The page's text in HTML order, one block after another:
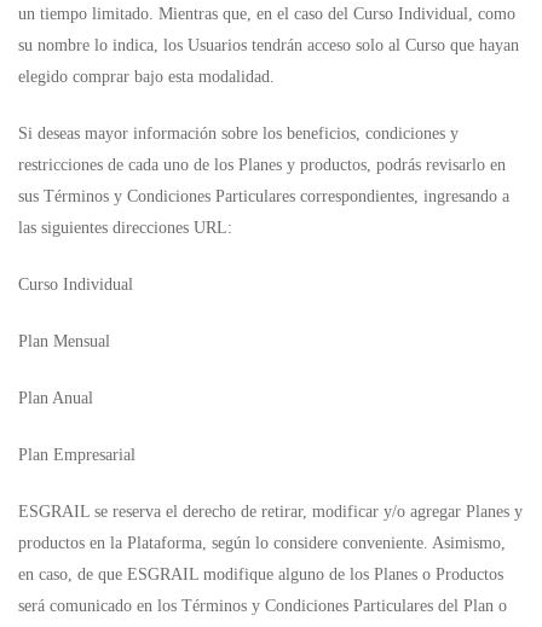
un tiempo limitado. Mientras que, en el caso del Curso Individual, como
su nombre lo indica, los Usuarios tendrán acceso solo al Curso que hayan
elegido comprar bajo esta modalidad.
Si deseas mayor información sobre los beneficios, condiciones y
restricciones de cada uno de los Planes y productos, podrás revisarlo en
sus Términos y Condiciones Particulares correspondientes, ingresando a
las siguientes direcciones URL:
Curso Individual
Plan Mensual
Plan Anual
Plan Empresarial
ESGRAIL se reserva el derecho de retirar, modificar y/o agregar Planes y
productos en la Plataforma, según lo considere conveniente. Asimismo,
en caso, de que ESGRAIL modifique alguno de los Planes o Productos
será comunicado en los Términos y Condiciones Particulares del Plan o